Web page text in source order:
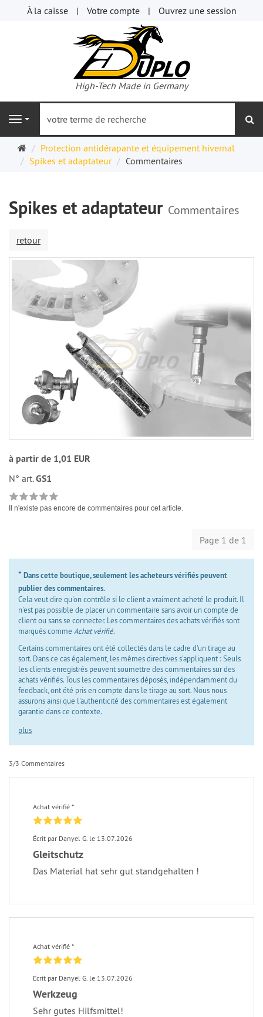
À la caisse Votre compte Ouvrez une session
High-Tech Made in Germany
Navigation
Page
d'accueil
Protection antidérapante et équipement hivernal
Spikes et adaptateur
Commentaires
Spikes et adaptateur Commentaires
retour
à partir de 1,01 EUR
N° art.GS1
Il n'existe pas encore de commentaires pour cet article.
Page 1 de 1
* Dans cette boutique, seulement les acheteurs vérifiés peuvent
publier des commentaires.
Cela veut dire qu'on contrôle si le client a vraiment acheté le produit. Il
n'est pas possible de placer un commentaire sans avoir un compte de
client ou sans se connecter. Les commentaires des achats vérifiés sont
marqués comme Achat vérifié.
Certains commentaires ont été collectés dans le cadre d'un tirage au
sort. Dans ce cas également, les mêmes directives s'appliquent : Seuls
les clients enregistrés peuvent soumettre des commentaires sur des
achats vérifiés. Tous les commentaires déposés, indépendamment du
feedback, ont été pris en compte dans le tirage au sort. Nous nous
assurons ainsi que l'authenticité des commentaires est également
garantie dans ce contexte.
plus
3/3 Commentaires
Achat vérifié *
Écrit par Danyel G. le 13.07.2026
Gleitschutz
Das Material hat sehr gut standgehalten !
Achat vérifié *
Écrit par Danyel G. le 13.07.2026
Werkzeug
Sehr gutes Hilfsmittel!